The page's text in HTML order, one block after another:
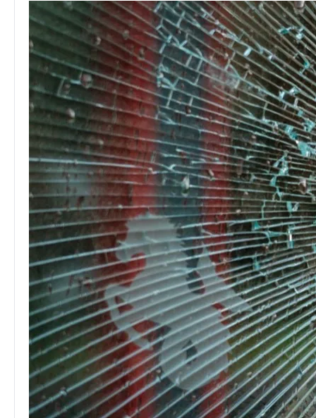
GÜVENLIK
Ransomware
(Fidye
Yazılımı)
Nedir?
Ransomware
(fidye
yazılımı)
nedir,
nasıl
bulaşır?
Korunma
yolları,
yedeklemenin
önemi
saldırıya
uğrarsanız